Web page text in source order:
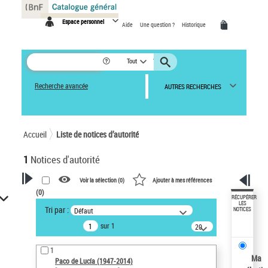
Espace personnel Aide Une question ? Historique
Tout
Recherche avancée AUTRES RECHERCHES
Accueil Liste de notices d’autorité
1 Notices d'autorité
VOTRE RECHERCHE
Recherche avancée dans les
notices d’autorité
Œuvres liées à l'auteur :
Paco de Lucía (1947-2014)
Voir la sélection (0) Ajouter à mes références
(0)
Tri par : Défaut
sur 1
20
résultats/page
1
Paco de Lucía (1947-2014)
RÉCUPÉRER
LES
NOTICES
Ma
Panneau de gestion des cookies